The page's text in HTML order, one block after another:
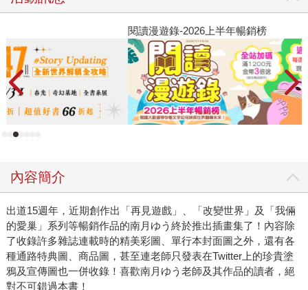
閱讀漫遊錄-2026上半年暢銷榜
內容簡介
出道15週年，近期創作出「再見遊戲」、「改變世界」及「我倆
的愛巢」系列等暢銷作品的南月ゆう終於推出插畫集了！內容除
了收錄許多雜誌連載時的精美彩圖、單行本封面圖之外，還有各
種通路特典圖、商品圖，甚至連老師只發表在Twitter上的珍貴塗
鴉及宣傳圖也一併收錄！喜歡南月ゆう老師及其作品的讀者，絕
對不可錯過本書！